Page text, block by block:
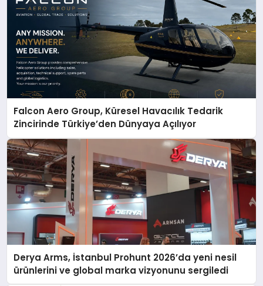
Falcon Aero Group, Küresel Havacılık Tedarik
Zincirinde Türkiye’den Dünyaya Açılıyor
Derya Arms, İstanbul Prohunt 2026’da yeni nesil
ürünlerini ve global marka vizyonunu sergiledi